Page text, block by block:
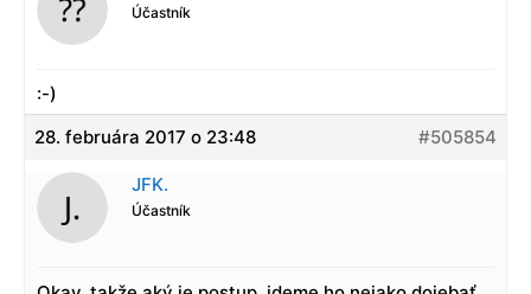
Účastník
:-)
28. februára 2017 o 23:48
#505854
JFK.
Účastník